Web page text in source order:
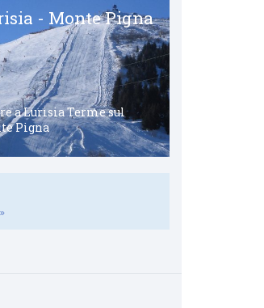
- Monte Pigna
a Lurisia Terme sul
Pigna